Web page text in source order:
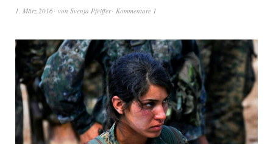
1. März 2016 von Svenja Pfeiffer Kommentare 1